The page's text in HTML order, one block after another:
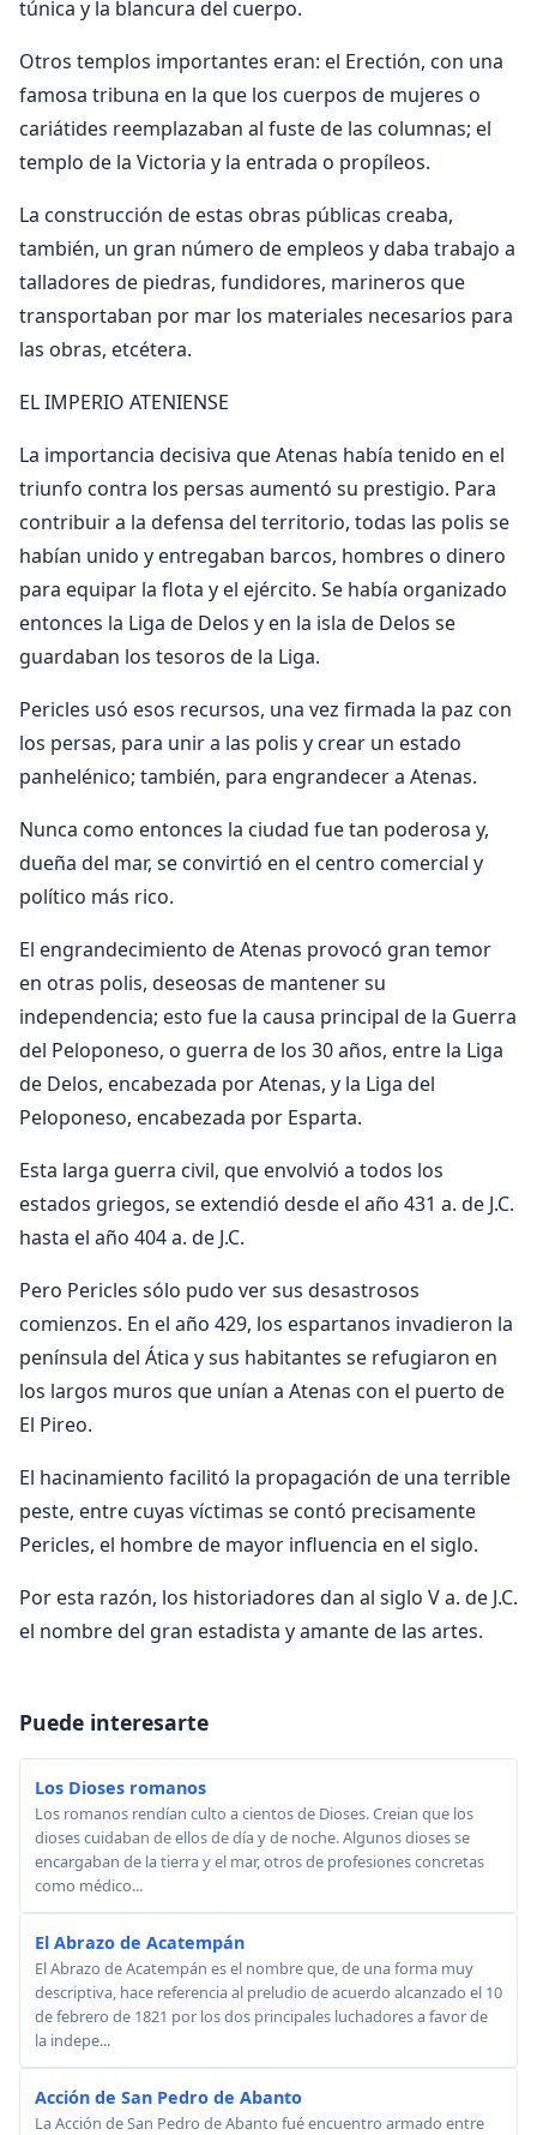
túnica y la blancura del cuerpo.
Otros templos importantes eran: el Erectión, con una
famosa tribuna en la que los cuerpos de mujeres o
cariátides reemplazaban al fuste de las columnas; el
templo de la Victoria y la entrada o propíleos.
La construcción de estas obras públicas creaba,
también, un gran número de empleos y daba trabajo a
talladores de piedras, fundidores, marineros que
transportaban por mar los materiales necesarios para
las obras, etcétera.
EL IMPERIO ATENIENSE
La importancia decisiva que Atenas había tenido en el
triunfo contra los persas aumentó su prestigio. Para
contribuir a la defensa del territorio, todas las polis se
habían unido y entregaban barcos, hombres o dinero
para equipar la flota y el ejército. Se había organizado
entonces la Liga de Delos y en la isla de Delos se
guardaban los tesoros de la Liga.
Pericles usó esos recursos, una vez firmada la paz con
los persas, para unir a las polis y crear un estado
panhelénico; también, para engrandecer a Atenas.
Nunca como entonces la ciudad fue tan poderosa y,
dueña del mar, se convirtió en el centro comercial y
político más rico.
El engrandecimiento de Atenas provocó gran temor
en otras polis, deseosas de mantener su
independencia; esto fue la causa principal de la Guerra
del Peloponeso, o guerra de los 30 años, entre la Liga
de Delos, encabezada por Atenas, y la Liga del
Peloponeso, encabezada por Esparta.
Esta larga guerra civil, que envolvió a todos los
estados griegos, se extendió desde el año 431 a. de J.C.
hasta el año 404 a. de J.C.
Pero Pericles sólo pudo ver sus desastrosos
comienzos. En el año 429, los espartanos invadieron la
península del Ática y sus habitantes se refugiaron en
los largos muros que unían a Atenas con el puerto de
El Pireo.
El hacinamiento facilitó la propagación de una terrible
peste, entre cuyas víctimas se contó precisamente
Pericles, el hombre de mayor influencia en el siglo.
Por esta razón, los historiadores dan al siglo V a. de J.C.
el nombre del gran estadista y amante de las artes.
Puede interesarte
Los Dioses romanos
Los romanos rendían culto a cientos de Dioses. Creian que los
dioses cuidaban de ellos de día y de noche. Algunos dioses se
encargaban de la tierra y el mar, otros de profesiones concretas
como médico...
El Abrazo de Acatempán
El Abrazo de Acatempán es el nombre que, de una forma muy
descriptiva, hace referencia al preludio de acuerdo alcanzado el 10
de febrero de 1821 por los dos principales luchadores a favor de
la indepe...
Acción de San Pedro de Abanto
La Acción de San Pedro de Abanto fué encuentro armado entre